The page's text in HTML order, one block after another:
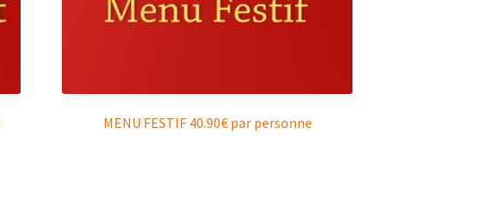
MENU FESTIF 40.90€ par personne